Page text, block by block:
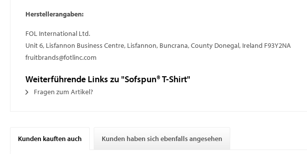
Herstellerangaben:
FOL International Ltd.
Unit 6, Lisfannon Business Centre, Lisfannon, Buncrana, County Donegal, Ireland F93Y2NA
fruitbrands@fotlinc.com
Weiterführende Links zu "Sofspun® T-Shirt"
Fragen zum Artikel?
Kunden kauften auch Kunden haben sich ebenfalls angesehen